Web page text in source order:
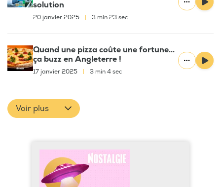
solution
20 janvier 2025 3 min 23 sec
Quand une pizza coûte une fortune...
ça buzz en Angleterre !
17 janvier 2025 3 min 4 sec
Voir plus